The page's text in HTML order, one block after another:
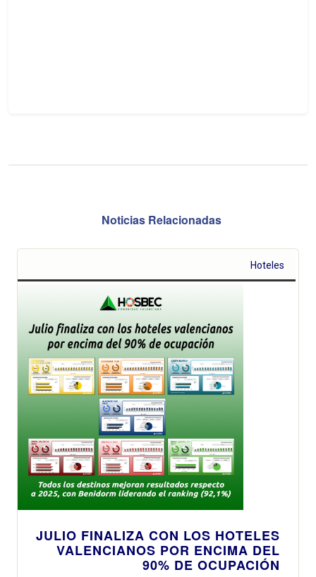
Noticias Relacionadas
Hoteles
JULIO FINALIZA CON LOS HOTELES
VALENCIANOS POR ENCIMA DEL
90% DE OCUPACIÓN